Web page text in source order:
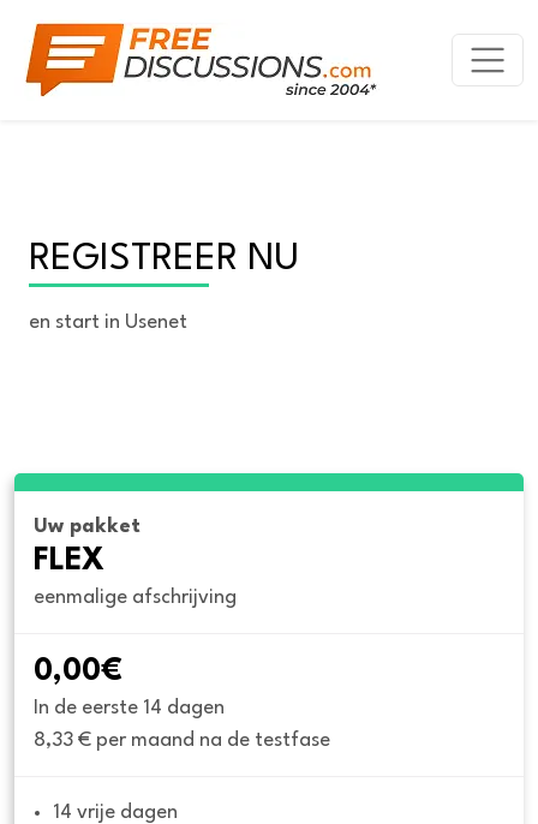
REGISTREER NU
en start in Usenet
Uw pakket
FLEX
eenmalige afschrijving
0,00€
In de eerste 14 dagen
8,33 € per maand na de testfase
14 vrije dagen